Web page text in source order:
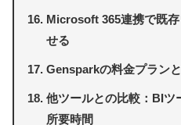
Microsoft 365連携で既
せる
Gensparkの料金プラン
他ツールとの比較：BIツ
所要時間